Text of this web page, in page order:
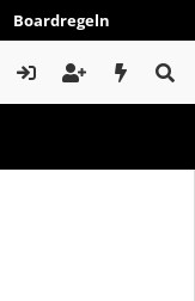
Boardregeln